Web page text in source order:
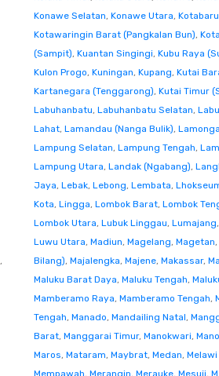
,
Konawe Selatan, Konawe Utara, Kotabaru
Kotawaringin Barat (Pangkalan Bun),
(Sampit), Kuantan Singingi, Kubu Raya
Kulon Progo, Kuningan, Kupang, Kutai
Kartanegara (Tenggarong), Kutai Timur
Labuhanbatu, Labuhanbatu Selatan,
Lahat, Lamandau (Nanga Bulik),
Lampung Selatan, Lampung Tengah,
Lampung Utara, Landak (Ngabang),
Jaya, Lebak, Lebong, Lembata,
Kota, Lingga, Lombok Barat, Lombok
Lombok Utara, Lubuk Linggau, Lumajang,
Luwu Utara, Madiun, Magelang, Magetan,
Bilang), Majalengka, Majene, Makassar,
Maluku Barat Daya, Maluku Tengah,
Mamberamo Raya, Mamberamo Tengah,
Tengah, Manado, Mandailing Natal,
Barat, Manggarai Timur, Manokwari,
Maros, Mataram, Maybrat, Medan, Melawi
Mempawah, Merangin, Merauke, Mesuji,